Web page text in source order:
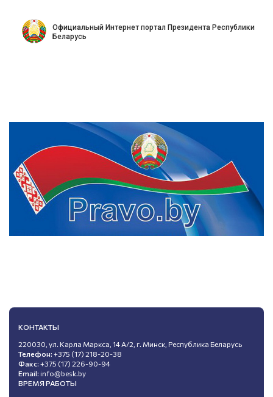
Официальный Интернет портал Президента Республики
Беларусь
КОНТАКТЫ
220030, ул. Карла Маркса, 14 А/2, г. Минск, Республика Беларусь
Телефон: +375 (17) 218-20-38
Факс: +375 (17) 226-90-94
Email: info@besk.by
ВРЕМЯ РАБОТЫ